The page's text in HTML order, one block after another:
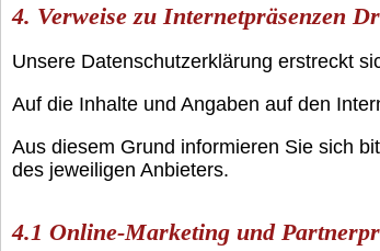
4. Verweise zu Internetpräsenzen
Unsere Datenschutzerklärung erstreckt
Auf die Inhalte und Angaben auf den
Aus diesem Grund informieren Sie sich
des jeweiligen Anbieters.
4.1 Online-Marketing und